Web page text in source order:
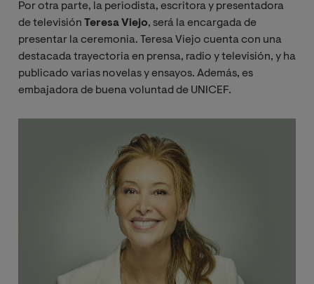
Por otra parte, la periodista, escritora y presentadora
de televisión Teresa Viejo, será la encargada de
presentar la ceremonia. Teresa Viejo cuenta con una
destacada trayectoria en prensa, radio y televisión, y ha
publicado varias novelas y ensayos. Además, es
embajadora de buena voluntad de UNICEF.